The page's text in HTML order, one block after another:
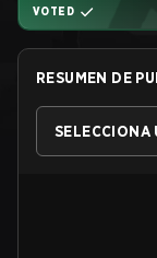
VOTED
RESUMEN DE
SELECCIONA